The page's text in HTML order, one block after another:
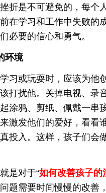
折是不可避免的，每个
在学习和工作中失败的
必要的信心和勇气。
境
或玩耍时，应该为他
打扰他。关掉电视、录
涂鸦、剪纸、佩戴一串
激发他们的爱好，看看
投入。这样，孩子们会
是对于“如何改善孩子的
题需要时间慢慢的改善